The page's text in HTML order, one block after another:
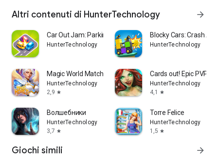
Altri contenuti di HunterTechnology arrow_forward
Car Out Jam: Parking Puzzle
HunterTechnology
Blocky Cars: Crash
HunterTechnology
Magic World Match-3 RPG
HunterTechnology
2,9 star
Cards out! Epic PVP
HunterTechnology
4,1
star
Волшебники
HunterTechnology
3,7 star
Torre Felice
HunterTechnology
1,5 star
Giochi simili arrow_forward